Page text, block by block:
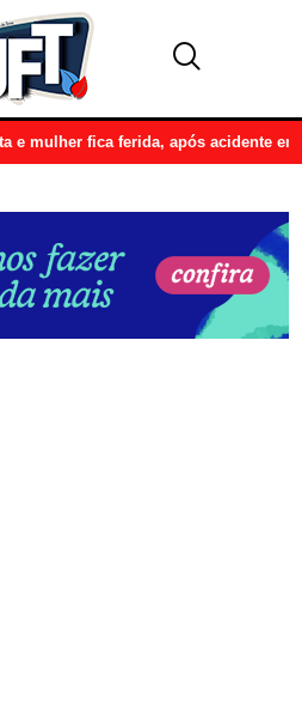
e mulher fica ferida, após acidente